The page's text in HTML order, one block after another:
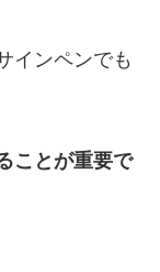
インペンでも
ことが重要で